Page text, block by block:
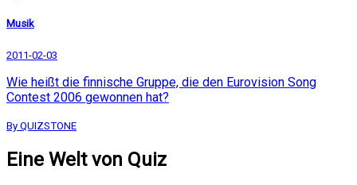
Musik
2011-02-03
Wie heißt die finnische Gruppe, die den Eurovision Song
Contest 2006 gewonnen hat?
By QUIZSTONE
Eine Welt von Quiz